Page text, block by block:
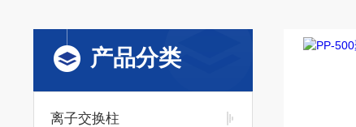
产品分类
离子交换柱